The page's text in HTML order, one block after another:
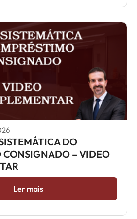
DO
CONSIGNADO – VIDEO
Ler mais